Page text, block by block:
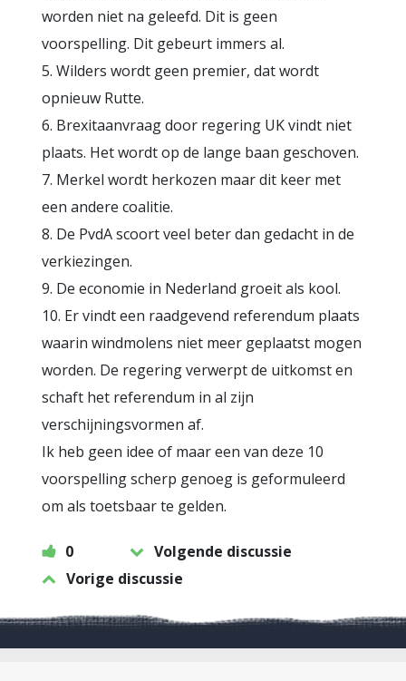
worden niet na geleefd. Dit is geen
voorspelling. Dit gebeurt immers al.
5. Wilders wordt geen premier, dat wordt
opnieuw Rutte.
6. Brexitaanvraag door regering UK vindt niet
plaats. Het wordt op de lange baan geschoven.
7. Merkel wordt herkozen maar dit keer met
een andere coalitie.
8. De PvdA scoort veel beter dan gedacht in de
verkiezingen.
9. De economie in Nederland groeit als kool.
10. Er vindt een raadgevend referendum plaats
waarin windmolens niet meer geplaatst mogen
worden. De regering verwerpt de uitkomst en
schaft het referendum in al zijn
verschijningsvormen af.
Ik heb geen idee of maar een van deze 10
voorspelling scherp genoeg is geformuleerd
om als toetsbaar te gelden.
0
Volgende discussie
Vorige discussie